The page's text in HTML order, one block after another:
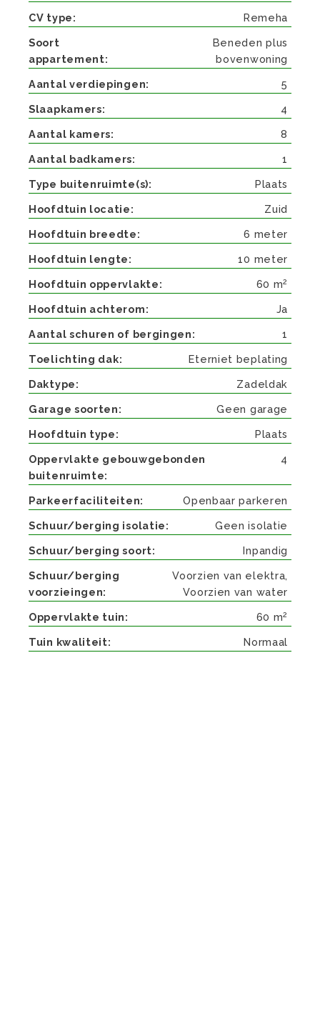
CV type Remeha
Soort
appartement
Beneden plus
bovenwoning
Aantal verdiepingen 5
Slaapkamers 4
Aantal kamers 8
Aantal badkamers 1
Type buitenruimte(s) Plaats
Hoofdtuin locatie Zuid
Hoofdtuin breedte 6 meter
Hoofdtuin lengte 10 meter
Hoofdtuin oppervlakte 60 m2
Hoofdtuin achterom Ja
Aantal schuren of bergingen 1
Toelichting dak Eterniet beplating
Daktype Zadeldak
Garage soorten Geen garage
Hoofdtuin type Plaats
Oppervlakte gebouwgebonden
buitenruimte
4
Parkeerfaciliteiten Openbaar parkeren
Schuur/berging isolatie Geen isolatie
Schuur/berging soort Inpandig
Schuur/berging
voorzieingen
Voorzien van elektra,
Voorzien van water
Oppervlakte tuin 60 m2
Tuin kwaliteit Normaal